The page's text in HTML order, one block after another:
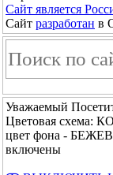
Сайт является
Сайт разработан в
Уважаемый
Цветовая
цвет фона -
включены